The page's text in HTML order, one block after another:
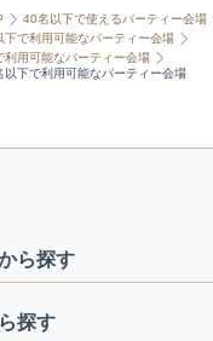
40名以下で使えるパーティー会場
下で利用可能なパーティー会場
利用可能なパーティー会場
以下で利用可能なパーティー会場
ら探す
探す